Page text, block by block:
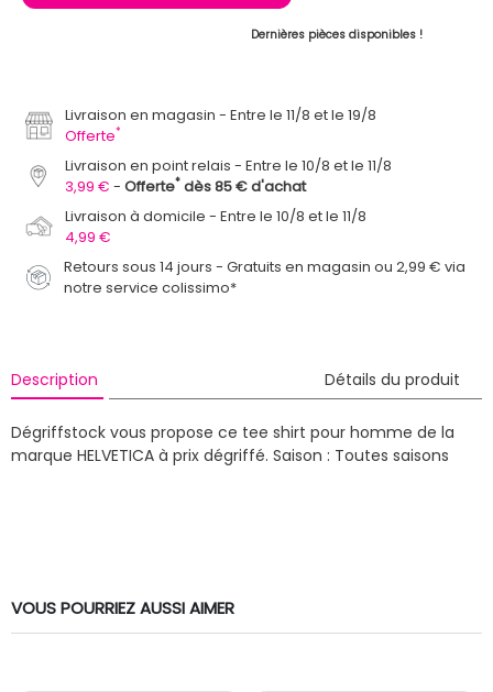
Dernières pièces disponibles !
Livraison en magasin
Entre le 11/8 et le 19/8
Offerte*
Livraison en point relais
Entre le 10/8 et le 11/8
3,99 €
Offerte* dès 85 € d'achat
Livraison à domicile
Entre le 10/8 et le 11/8
4,99 €
Retours sous 14 jours - Gratuits en magasin ou 2,99 € via
notre service colissimo*
Description Détails du produit
Dégriffstock vous propose ce tee shirt pour homme de la
marque HELVETICA à prix dégriffé. Saison : Toutes saisons
VOUS POURRIEZ AUSSI AIMER